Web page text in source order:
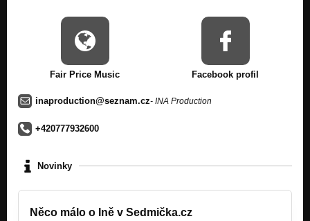
Rabžužu (ukázka)
Nezařazeno
Fair Price Music Facebook profil
inaproduction@seznam.cz- INA Production
+420777932600
Novinky
Něco málo o Ině v Sedmička.cz